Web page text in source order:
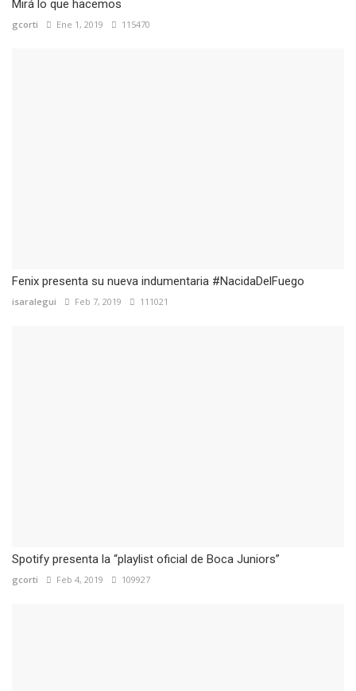
Mirá lo que hacemos
gcorti Ene 1, 2019 115470
Fenix presenta su nueva indumentaria #NacidaDelFuego
isaralegui Feb 7, 2019 111021
Spotify presenta la “playlist oficial de Boca Juniors”
gcorti Feb 4, 2019 109927